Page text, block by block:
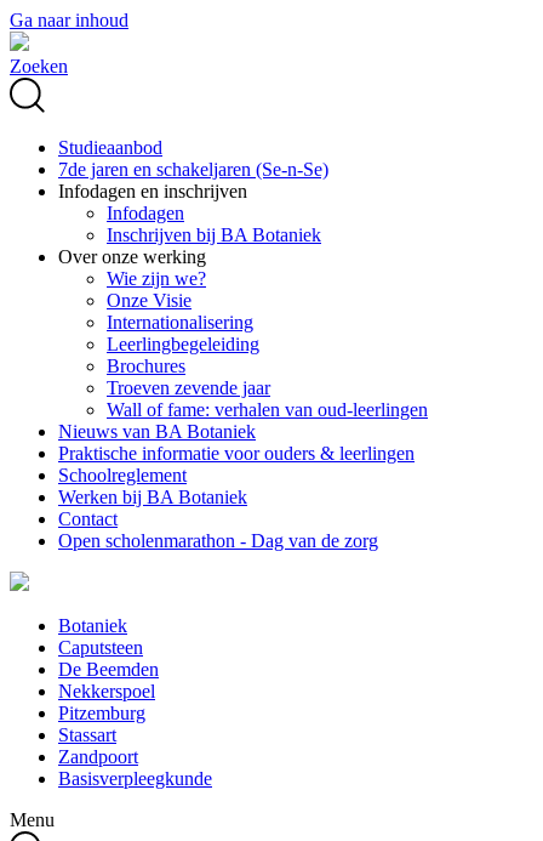
Ga naar inhoud
Zoeken
Studieaanbod
7de jaren en schakeljaren (Se-n-Se)
Infodagen en inschrijven
Infodagen
Inschrijven bij BA Botaniek
Over onze werking
Wie zijn we?
Onze Visie
Internationalisering
Leerlingbegeleiding
Brochures
Troeven zevende jaar
Wall of fame: verhalen van oud-leerlingen
Nieuws van BA Botaniek
Praktische informatie voor ouders & leerlingen
Schoolreglement
Werken bij BA Botaniek
Contact
Open scholenmarathon - Dag van de zorg
Botaniek
Caputsteen
De Beemden
Nekkerspoel
Pitzemburg
Stassart
Zandpoort
Basisverpleegkunde
Menu